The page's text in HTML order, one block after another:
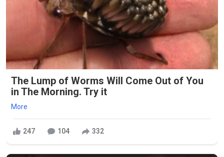
The Lump of Worms Will Come Out of You
in The Morning. Try it
More
247 104 332